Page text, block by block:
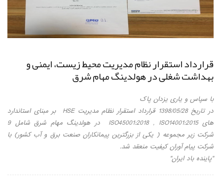
قرارداد استقرار نظام مدیریت محیط زیست، ایمنی و
بهداشت شغلی در هولدینگ مهام شرق
با سپاس و یاری یزدان پاک
در تاریخ 1398/05/28 قرارداد استقرار نظام مدیریت HSE بر مبنای استاندارد
های ISO45001:2018 , ISO14001:2015 در هولدینگ مهام شرق شامل 9
شرکت زیر مجموعه ( یکی از بزرگترین پیمانکاران صنعت برق و آب کشور) با
شرکت پیام آوران کیفیت منعقد شد.
"پاینده باد ایران"